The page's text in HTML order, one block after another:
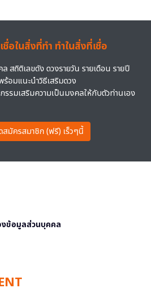
อในสิ่งที่ทำ ทำในสิ่งที่เชื่อ
สถิติเลขดัง ดวงรายวัน รายเดือน รายปี
ร้อมแนะนำวิธีเสริมดวง
รรมเสริมความเป็นมงคลให้กับตัวท่านเอง
สมัครสมาชิก (ฟรี) เร็วๆนี้
ข้อมูลส่วนบุคคล